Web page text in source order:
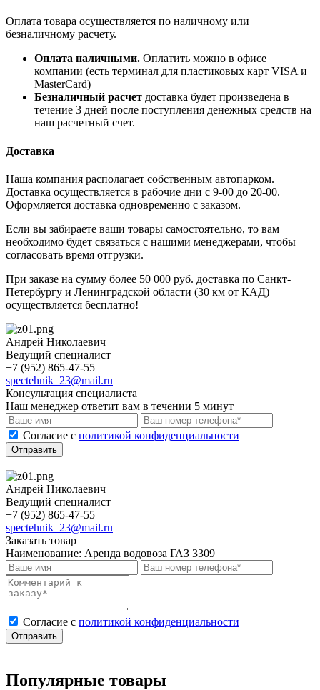
Оплата товара осуществляется по наличному или
безналичному расчету.
Оплата наличными. Оплатить можно в офисе
компании (есть терминал для пластиковых карт VISA и
MasterCard)
Безналичный расчет доставка будет произведена в
течение 3 дней после поступления денежных средств на
наш расчетный счет.
Доставка
Наша компания располагает собственным автопарком.
Доставка осуществляется в рабочие дни с 9-00 до 20-00.
Оформляется доставка одновременно с заказом.
Если вы забираете ваши товары самостоятельно, то вам
необходимо будет связаться с нашими менеджерами, чтобы
согласовать время отгрузки.
При заказе на сумму более 50 000 руб. доставка по Санкт-
Петербургу и Ленинградской области (30 км от КАД)
осуществляется бесплатно!
Андрей Николаевич
Ведущий специалист
+7 (952) 865-47-55
spectehnik_23@mail.ru
Консультация специалиста
Наш менеджер ответит вам в течении 5 минут
Cогласие с политикой конфиденциальности
Отправить
Андрей Николаевич
Ведущий специалист
+7 (952) 865-47-55
spectehnik_23@mail.ru
Заказать товар
Наименование: Аренда водовоза ГАЗ 3309
Cогласие с политикой конфиденциальности
Отправить
Популярные товары